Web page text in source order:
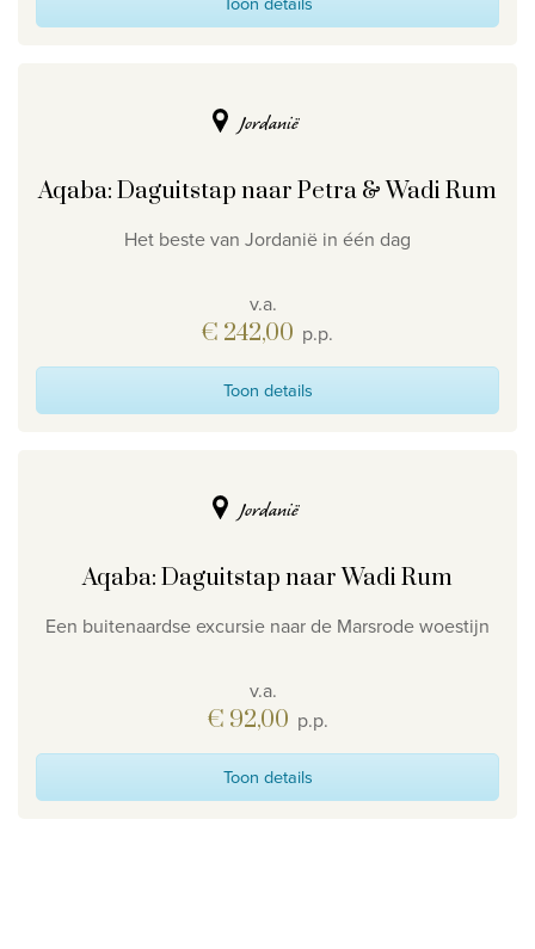
Jordanië
Aqaba: Daguitstap naar Petra & Wadi Rum
Het beste van Jordanië in één dag
v.a.
€ 242,00 p.p.
Toon details
Jordanië
Aqaba: Daguitstap naar Wadi Rum
Een buitenaardse excursie naar de Marsrode woestijn
v.a.
€ 92,00 p.p.
Toon details